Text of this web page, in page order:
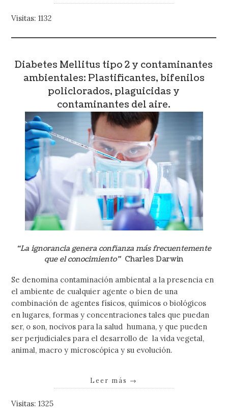
Visitas: 1132
Diabetes Mellitus tipo 2 y contaminantes
ambientales: Plastificantes, bifenilos
policlorados, plaguicidas y
contaminantes del aire.
“La ignorancia genera confianza más frecuentemente
que el conocimiento”Charles Darwin
Se denomina contaminación ambiental a la presencia en
el ambiente de cualquier agente o bien de una
combinación de agentes físicos, químicos o biológicos
en lugares, formas y concentraciones tales que puedan
ser, o son, nocivos para la salud humana, y que pueden
ser perjudiciales para el desarrollo de la vida vegetal,
animal, macro y microscópica y su evolución.
Leer más →
Visitas: 1325